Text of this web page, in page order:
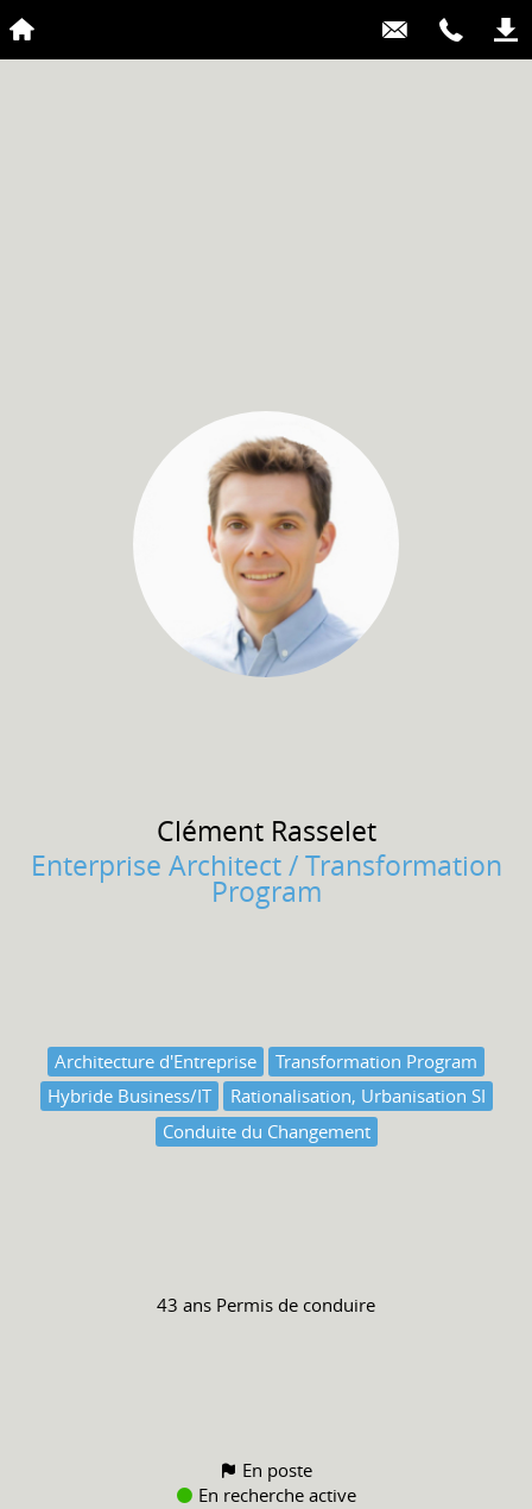
Clément Rasselet
Enterprise Architect / Transformation
Program
Architecture d'Entreprise
Transformation Program
Hybride Business/IT
Rationalisation, Urbanisation SI
Conduite du Changement
43 ans Permis de conduire
En poste
En recherche active